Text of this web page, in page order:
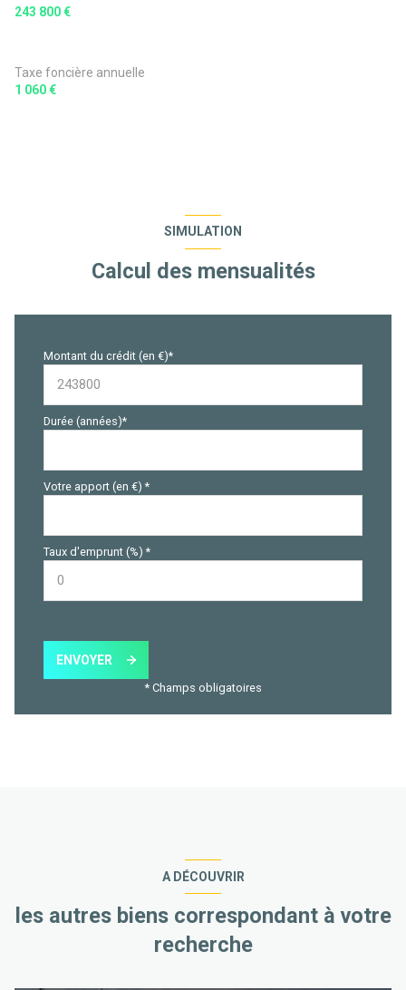
243 800 €
Taxe foncière annuelle
1 060 €
SIMULATION
Calcul des mensualités
Montant du crédit (en €)*
Durée (années)*
Votre apport (en €) *
Taux d'emprunt (%) *
ENVOYER
* Champs obligatoires
A DÉCOUVRIR
les autres biens correspondant à votre
recherche